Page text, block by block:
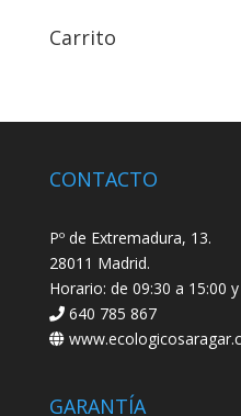
Carrito
CONTACTO
Pº de Extremadura, 13.
28011 Madrid.
Horario: de 09:30 a 15:00
640 785 867
GARANTÍA